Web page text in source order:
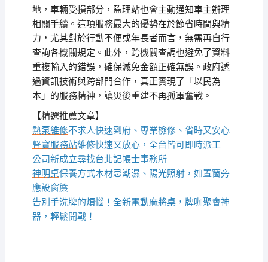
地，車輛受損部分，監理站也會主動通知車主辦理
相關手續。這項服務最大的優勢在於節省時間與精
力，尤其對於行動不便或年長者而言，無需再自行
查詢各機關規定。此外，跨機關查調也避免了資料
重複輸入的錯誤，確保減免金額正確無誤。政府透
過資訊技術與跨部門合作，真正實現了「以民為
本」的服務精神，讓災後重建不再孤軍奮戰。
【精選推薦文章】
熱泵維修不求人快速到府、專業檢修、省時又安心
聲寶服務站維修快速又放心，全台皆可即時派工
公司新成立尋找台北記帳士事務所
神明桌保養方式木材忌潮濕、陽光照射，如置窗旁
應設窗簾
告別手洗牌的煩惱！全新電動麻將桌，牌咖聚會神
器，輕鬆開戰！